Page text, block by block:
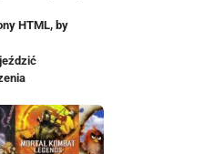
HTML, by